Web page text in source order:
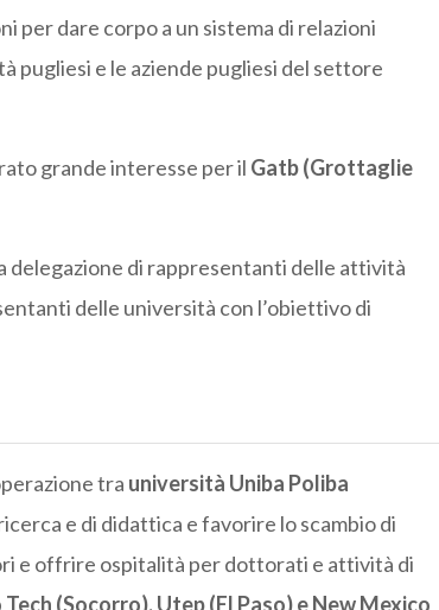
per dare corpo a un sistema di relazioni
pugliesi e le aziende pugliesi del settore
grande interesse per il Gatb (Grottaglie
delegazione di rappresentanti delle attività
delle università con l’obiettivo di
tra università Uniba Poliba
e di didattica e favorire lo scambio di
e offrire ospitalità per dottorati e attività di
(Socorro), Utep (El Paso) e New Mexico